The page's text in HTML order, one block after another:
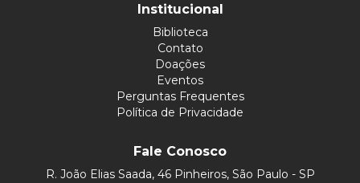
Institucional
Biblioteca
Contato
Doações
Eventos
Perguntas Frequentes
Política de Privacidade
Fale Conosco
R. João Elias Saada, 46 Pinheiros, São Paulo - SP